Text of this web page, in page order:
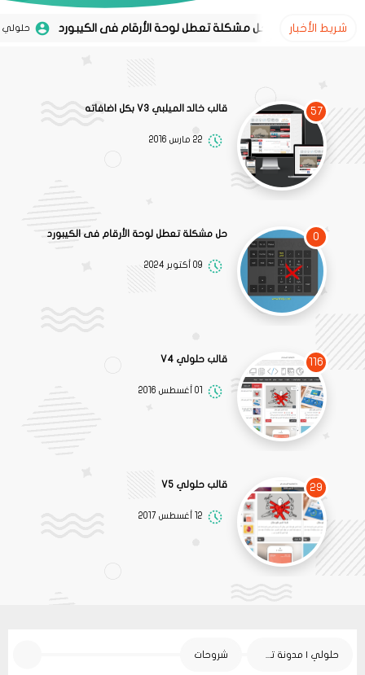
شريط الأخبار
0 حل مشكلة تعطل لوحة الأرقام فى الكيبورد حلولي 09 أكتوبر 2024
57 قالب خالد الميلبي V3 بكل اضافاته
22 مارس 2016
0 حل مشكلة تعطل لوحة الأرقام فى الكيبورد
09 أكتوبر 2024
116 قالب حلولي V4
01 أغسطس 2016
29 قالب حلولي V5
12 أغسطس 2017
حلولي | مدونة تقنية شروحات